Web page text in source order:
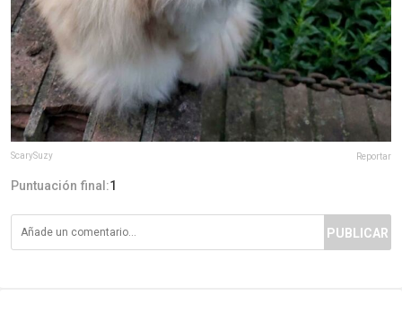
ScarySuzy Reportar
Puntuación final:1
PUBLICAR